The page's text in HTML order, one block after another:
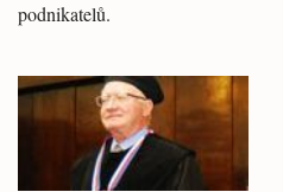
podnikatelů.